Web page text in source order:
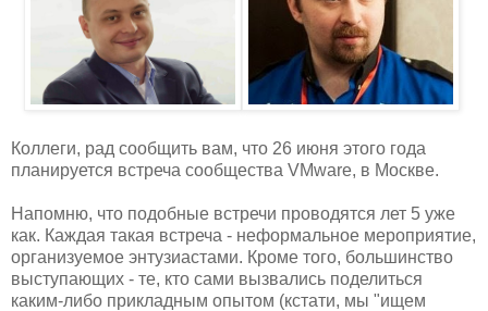
Коллеги, рад сообщить вам, что 26 июня этого года
планируется встреча сообщества VMware, в Москве.
Напомню, что подобные встречи проводятся лет 5 уже
как. Каждая такая встреча - неформальное мероприятие,
организуемое энтузиастами. Кроме того, большинство
выступающих - те, кто сами вызвались поделиться
каким-либо прикладным опытом (кстати, мы "ищем